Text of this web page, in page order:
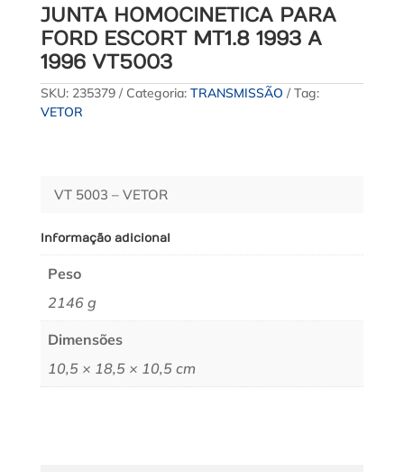
JUNTA HOMOCINETICA PARA
FORD ESCORT MT1.8 1993 A
1996 VT5003
SKU: 235379 Categoria: TRANSMISSÃO
Tag:
VETOR
VT 5003 – VETOR
Informação adicional
Peso
2146 g
Dimensões
10,5 × 18,5 × 10,5 cm